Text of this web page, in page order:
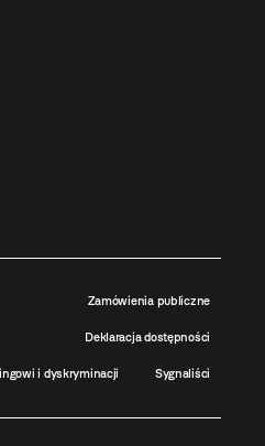
Zamówienia publiczne
Deklaracja dostępności
i dyskryminacji Sygnaliści